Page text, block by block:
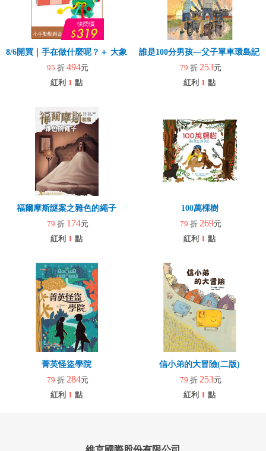
8/6開買｜手在做什麼呢？＋ 大象拉拉樂(玩具)
95 折 494元
紅利 1 點
誰是100分男孩—父子單車環島記
79 折 253元
紅利 1 點
福爾摩斯謎案之雜色的繩子
79 折 174元
紅利 1 點
100萬棵樹
79 折 269元
紅利 1 點
菁英怪盜學院
79 折 284元
紅利 1 點
信小弟的大冒險(二版)
79 折 253元
紅利 1 點